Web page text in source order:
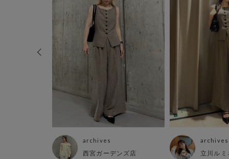
archives
西宮ガーデンズ店
archives
立川ルミ